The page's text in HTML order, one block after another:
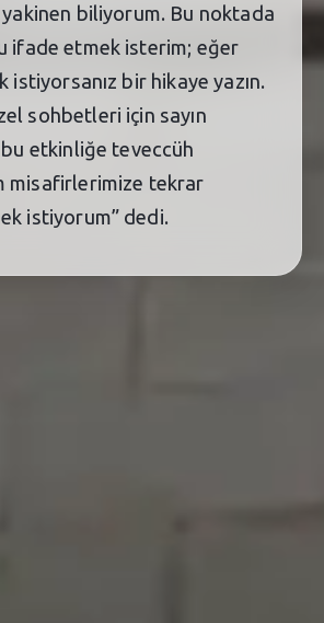
yakinen biliyorum. Bu noktada
ifade etmek isterim; eğer
istiyorsanız bir hikaye yazın.
sohbetleri için sayın
etkinliğe teveccüh
misafirlerimize tekrar
istiyorum” dedi.